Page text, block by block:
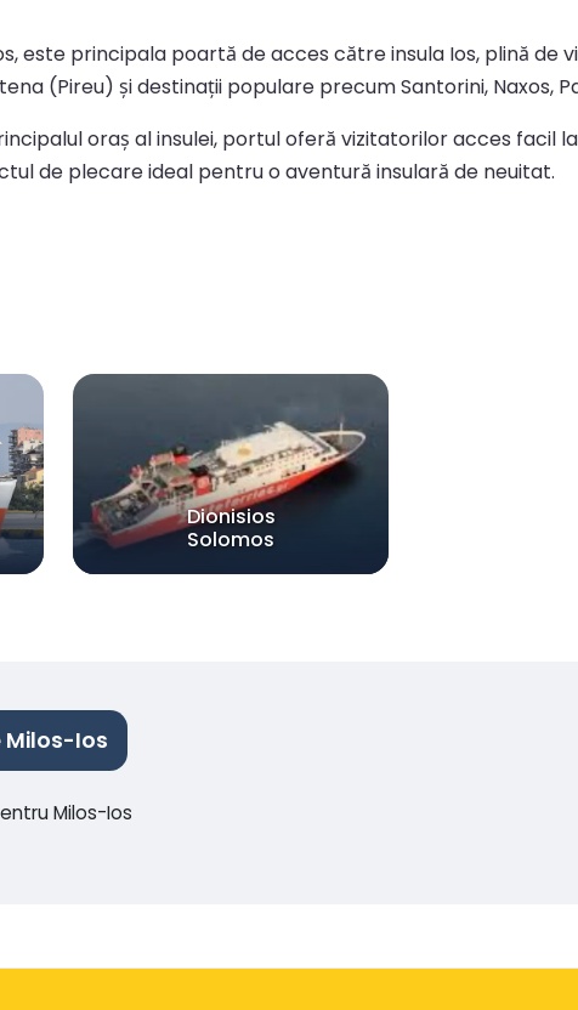
este principala poartă de acces către insula Ios, plină
(Pireu) și destinații populare precum Santorini, Naxos,
oraș al insulei, portul oferă vizitatorilor acces
de plecare ideal pentru o aventură insulară de neuitat.
Dionisios
Solomos
Milos-Ios
Milos-Ios